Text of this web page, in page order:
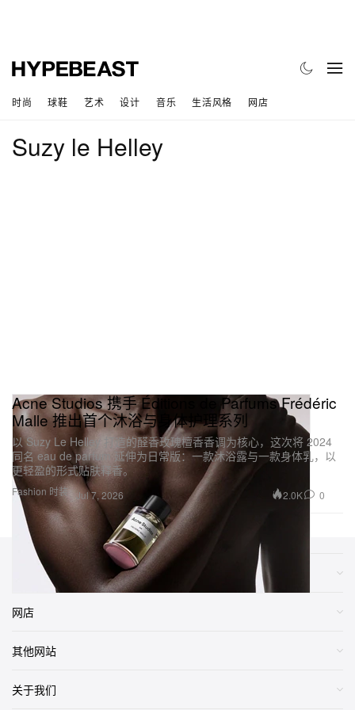
时尚 球鞋 艺术 设计 音乐 生活风格 网店
Suzy le Helley
Fashion 时装
Acne Studios 携手 Éditions de Parfums Frédéric
Malle 推出首个沐浴与身体护理系列
以 Suzy Le Helley 打造的醛香玫瑰檀香香调为核心，这次将 2024
同名 eau de parfum 延伸为日常版：一款沐浴露与一款身体乳，以
更轻盈的形式贴肤释香。
Jul 7, 2026 2.0K 0
网店
其他网站
关于我们